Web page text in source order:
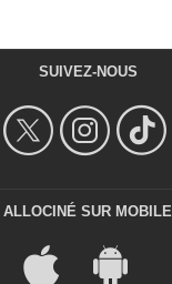
SUIVEZ-NOUS
ALLOCINÉ SUR MOBILE